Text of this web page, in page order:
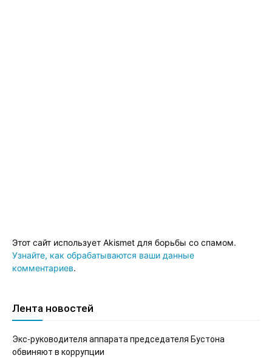
Этот сайт использует Akismet для борьбы со спамом.
Узнайте, как обрабатываются ваши данные
комментариев.
Лента новостей
Экс-руководителя аппарата председателя Бустона
обвиняют в коррупции